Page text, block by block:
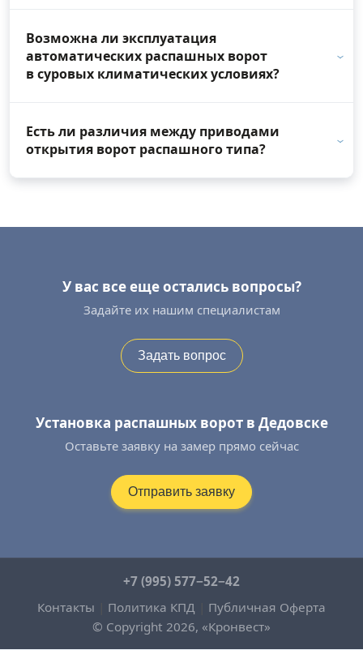
Возможна ли эксплуатация
автоматических распашных ворот
в суровых климатических условиях?
Есть ли различия между приводами
открытия ворот распашного типа?
У вас все еще остались вопросы?
Задайте их нашим специалистам
Задать вопрос
Установка распашных ворот в Дедовске
Оставьте заявку на замер прямо сейчас
Отправить заявку
© Copyright 2026, «Кронвест»
+7 (995) 577−52−42
Контакты
Политика КПД Публичная Оферта